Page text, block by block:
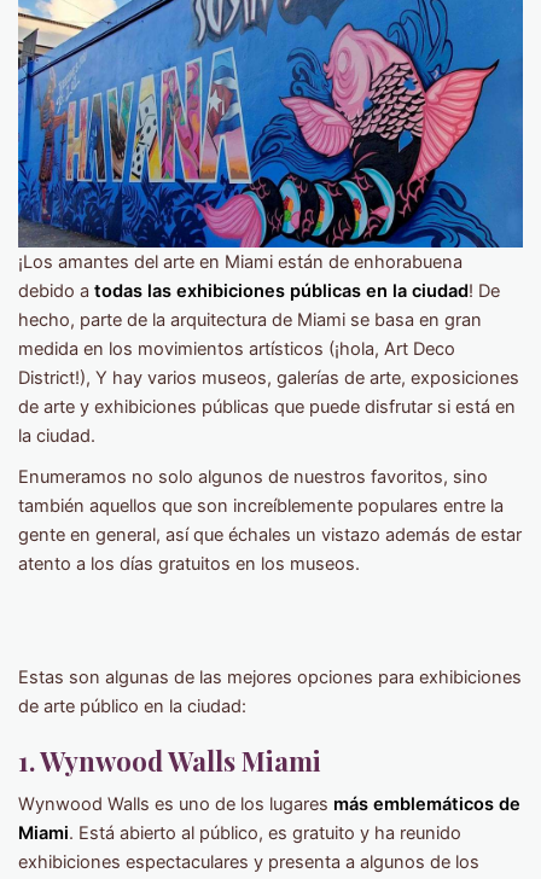
¡Los amantes del arte en Miami están de enhorabuena
debido a todas las exhibiciones públicas en la ciudad! De
hecho, parte de la arquitectura de Miami se basa en gran
medida en los movimientos artísticos (¡hola, Art Deco
District!), Y hay varios museos, galerías de arte, exposiciones
de arte y exhibiciones públicas que puede disfrutar si está en
la ciudad.
Enumeramos no solo algunos de nuestros favoritos, sino
también aquellos que son increíblemente populares entre la
gente en general, así que échales un vistazo además de estar
atento a los días gratuitos en los museos.
Estas son algunas de las mejores opciones para exhibiciones
de arte público en la ciudad:
1. Wynwood Walls Miami
Wynwood Walls es uno de los lugares más emblemáticos de
Miami. Está abierto al público, es gratuito y ha reunido
exhibiciones espectaculares y presenta a algunos de los